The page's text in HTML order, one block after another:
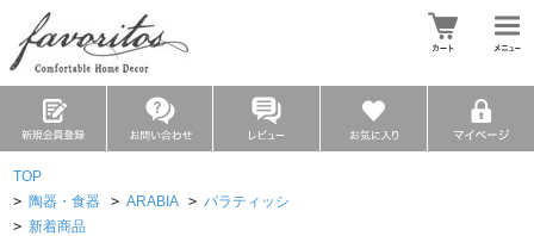
TOP
> 陶器・食器 > ARABIA > パラティッシ
> 新着商品